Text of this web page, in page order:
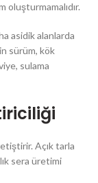
asidik alanlarda
sürüm, kök
sulama
Açık tarla
sera üretimi